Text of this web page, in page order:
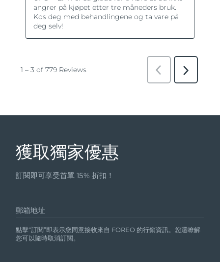
獲取獨家優惠
訂閱即可享受首單 15% 折扣！
郵箱地址
點擊“訂閱”即表示您同意接收來自 FOREO 的行銷資訊。您還瞭解
您可以隨時取消訂閱。